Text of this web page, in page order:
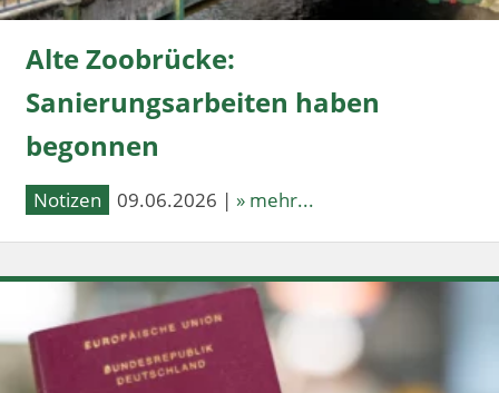
Alte Zoobrücke:
Sanierungsarbeiten haben
begonnen
Notizen 09.06.2026 | » mehr...